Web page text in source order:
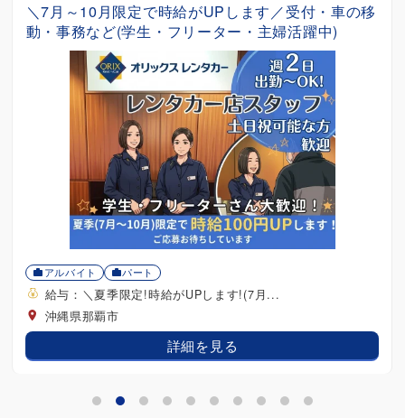
＼夏季限定・時給1,500円／那覇空港～店舗間の送
迎ドライバー (洗車業務は専任スタッフが担当)
アルバイト
給与：＼夏季(7月～10月)限定で時給ア...
沖縄県豊見城市
詳細を見る